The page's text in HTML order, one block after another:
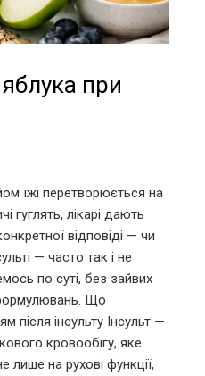
при
їжі перетворюється на
гуглять, лікарі дають
відповіді — чи
— часто так і не
по суті, без зайвих
Що
після інсульту Інсульт —
кровообігу, яке
лише на рухові функції,